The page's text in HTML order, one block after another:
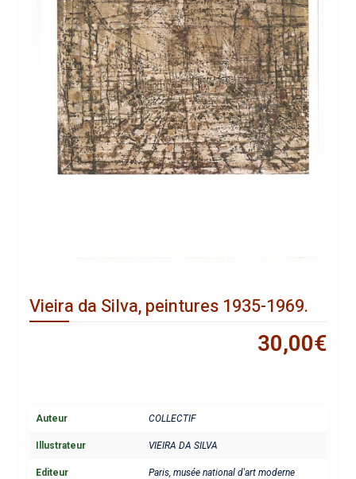
Vieira da Silva, peintures 1935-1969.
30,00€
Auteur COLLECTIF
Illustrateur VIEIRA DA SILVA
Editeur Paris, musée national d'art moderne